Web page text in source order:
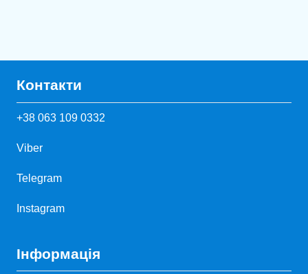
Контакти
+38 063 109 0332
Viber
Telegram
Instagram
Інформація